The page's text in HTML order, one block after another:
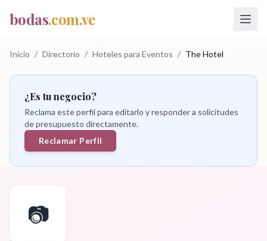
bodas.com.ve
Inicio / Directorio / Hoteles para Eventos / The Hotel
¿Es tu negocio?
Reclama este perfil para editarlo y responder a solicitudes
de presupuesto directamente.
Reclamar Perfil
📷